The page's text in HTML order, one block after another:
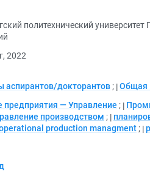
политехнический
2022
аспирантов/докторантов ; Общая
— Управление ;
производством ;
production managment ;